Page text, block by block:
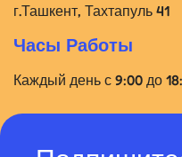
г.Ташкент, Тахтапуль 41
Часы Работы
Каждый день с 9:00 до